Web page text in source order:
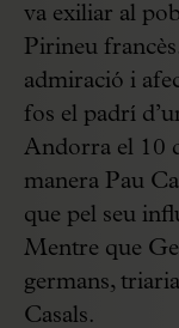
va exiliar al
Pirineu
admiració i
fos el padrí
Andorra el 10
manera Pau
que pel seu
Mentre que
germans,
Casals.